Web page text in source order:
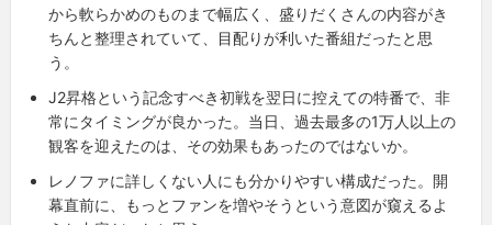
から軟らかめのものまで幅広く、盛りだくさんの内容がき
ちんと整理されていて、目配りが利いた番組だったと思
う。
J2昇格という記念すべき初戦を翌日に控えての特番で、非
常にタイミングが良かった。当日、過去最多の1万人以上の
観客を迎えたのは、その効果もあったのではないか。
レノファに詳しくない人にも分かりやすい構成だった。開
幕直前に、もっとファンを増やそうという意図が窺えるよ